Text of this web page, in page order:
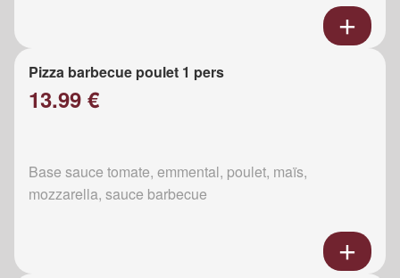
Pizza barbecue poulet 1 pers
13.99 €
Base sauce tomate, emmental, poulet, maïs,
mozzarella, sauce barbecue